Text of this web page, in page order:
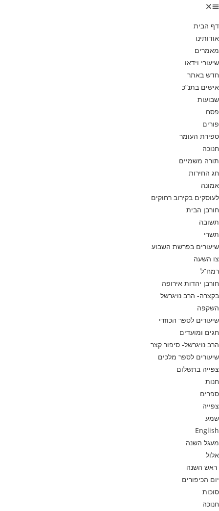
דף הבית
אודותינו
מאמרים
שיעורי וידאו
חדש באתר
אישים בתנ”כ
שבועות
פסח
פורים
ספירת העומר
חנוכה
תורה משמיים
חג החירות
אמונה
לעוסקים בקירוב רחוקים
חורבן הבית
תשובה
תשרי
שיעורים בפרשת השבוע
צו השעה
רמח”ל
חורבן יהדות אירופה
בקצרה- הרב נויגרשל
השקפה
שיעורים לספר הכוזרי
חגים ומועדים
הרב נויגרשל- סיפור קצר
שיעורים לספר מלכים
צפייה בתשלום
חנות
ספרים
צפייה
שמע
English
מעגל השנה
אלול
ראש השנה
יום הכיפורים
סוכות
חנוכה